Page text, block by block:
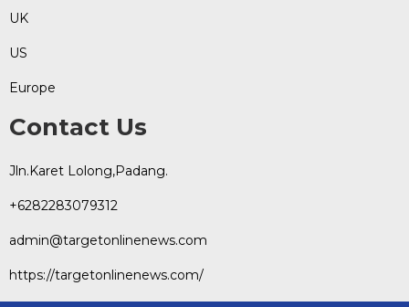
UK
US
Europe
Contact Us
Jln.Karet Lolong,Padang.
+6282283079312
admin@targetonlinenews.com
https://targetonlinenews.com/